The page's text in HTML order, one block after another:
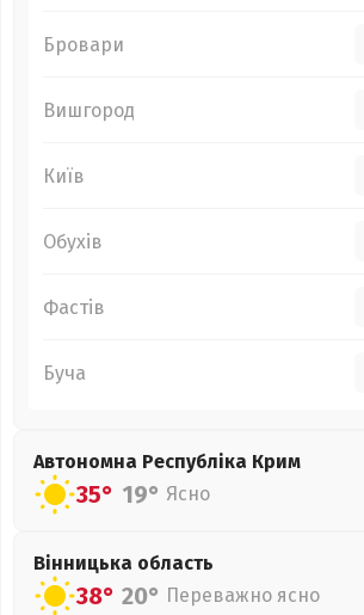
Бровари
Вишгород
Київ
Обухів
Фастів
Буча
Автономна Республіка Крим
35° 19° Ясно
Вінницька область
38° 20° Переважно ясно